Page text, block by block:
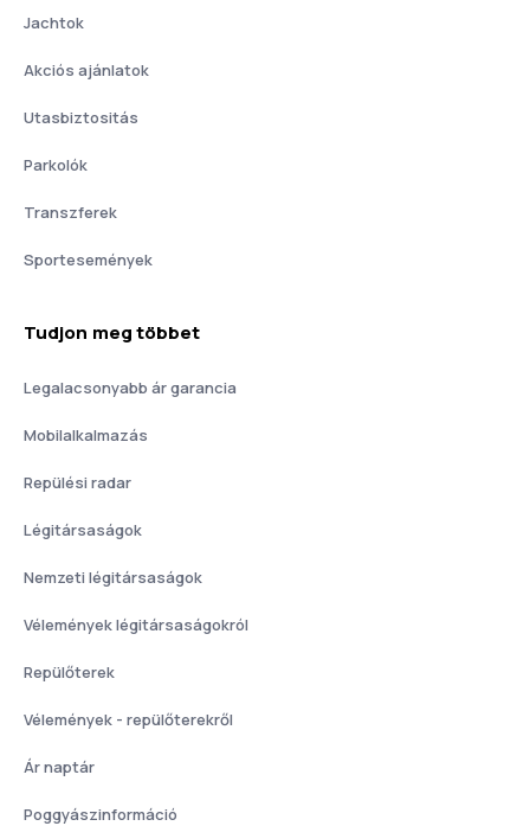
Jachtok
Akciós ajánlatok
Utasbiztositás
Parkolók
Transzferek
Sportesemények
Tudjon meg többet
Legalacsonyabb ár garancia
Mobilalkalmazás
Repülési radar
Légitársaságok
Nemzeti légitársaságok
Vélemények légitársaságokról
Repülőterek
Vélemények - repülőterekről
Ár naptár
Poggyászinformáció